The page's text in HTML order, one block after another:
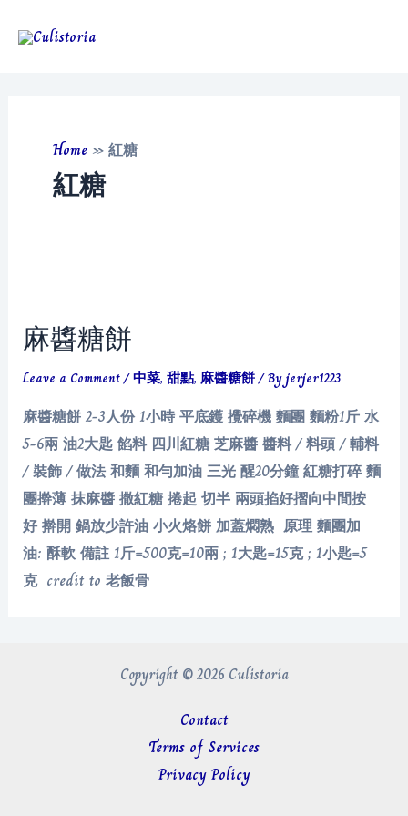
Home »紅糖
紅糖
麻醬糖餅
Leave a Comment/中菜,甜點,麻醬糖餅/ Byjerjer1223
麻醬糖餅 2-3人份 1小時 平底鑊 攪碎機 麵團 麵粉1斤 水
5-6兩 油2大匙 餡料 四川紅糖 芝麻醬 醬料 / 料頭 / 輔料
/ 裝飾 / 做法 和麵 和勻加油 三光 醒20分鐘 紅糖打碎 麵
團擀薄 抹麻醬 撒紅糖 捲起 切半 兩頭掐好摺向中間按
好 擀開 鍋放少許油 小火烙餅 加蓋燜熟 原理 麵團加
油: 酥軟 備註 1斤=500克=10兩 ; 1大匙=15克 ; 1小匙=5
克 credit to 老飯骨
Copyright © 2026 Culistoria
Contact
Terms of Services
Privacy Policy